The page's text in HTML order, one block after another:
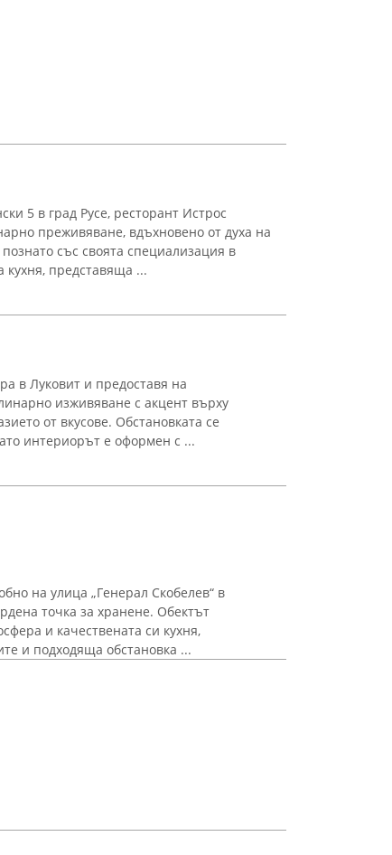
5 в град Русе, ресторант Истрос
преживяване, вдъхновено от духа на
със своята специализация в
кухня, представяща ...
в Луковит и предоставя на
изживяване с акцент върху
от вкусове. Обстановката се
интериорът е оформен с ...
на улица „Генерал Скобелев“ в
точка за хранене. Обектът
и качествената си кухня,
и подходяща обстановка ...